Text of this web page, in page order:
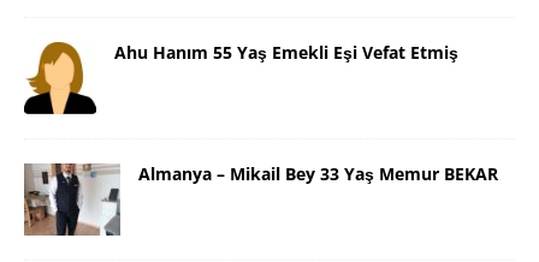
Ahu Hanım 55 Yaş Emekli Eşi Vefat Etmiş
Almanya – Mikail Bey 33 Yaş Memur BEKAR